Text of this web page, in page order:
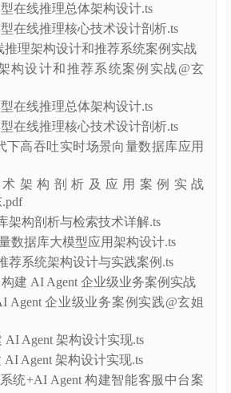
框架深度剖析和应用案例实战
.pdf
在线推理总体架构设计.ts
在线推理核心技术设计剖析.ts
理架构设计和推荐系统案例实战
构设计和推荐系统案例实战@玄
在线推理总体架构设计.ts
在线推理核心技术设计剖析.ts
下高吞吐实时场景向量数据库应用
架构剖析及应用案例实战
.pdf
架构剖析与检索技术详解.ts
数据库大模型应用架构设计.ts
荐系统架构设计与实践案例.ts
建 AI Agent 企业级业务案例实战
Agent 企业级业务案例实践@玄姐
AI Agent 架构设计实现.ts